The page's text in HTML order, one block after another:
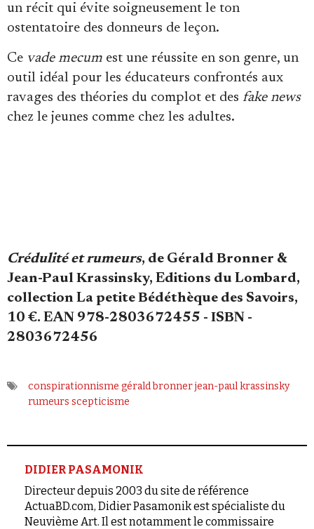
un récit qui évite soigneusement le ton
ostentatoire des donneurs de leçon.
Ce vade mecum est une réussite en son genre, un
outil idéal pour les éducateurs confrontés aux
ravages des théories du complot et des fake news
chez le jeunes comme chez les adultes.
Crédulité et rumeurs, de Gérald Bronner &
Jean-Paul Krassinsky, Editions du Lombard,
collection La petite Bédéthèque des Savoirs,
10 €. EAN 978-2803672455 - ISBN -
2803672456
conspirationnisme gérald bronnerjean-paul krassinsky
rumeurs scepticisme
DIDIER PASAMONIK
Directeur depuis 2003 du site de référence
ActuaBD.com, Didier Pasamonik est spécialiste du
Neuvième Art. Il est notamment le commissaire